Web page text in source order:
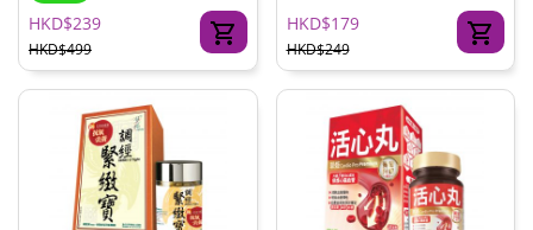
HKD$239
HKD$499
HKD$179
HKD$249